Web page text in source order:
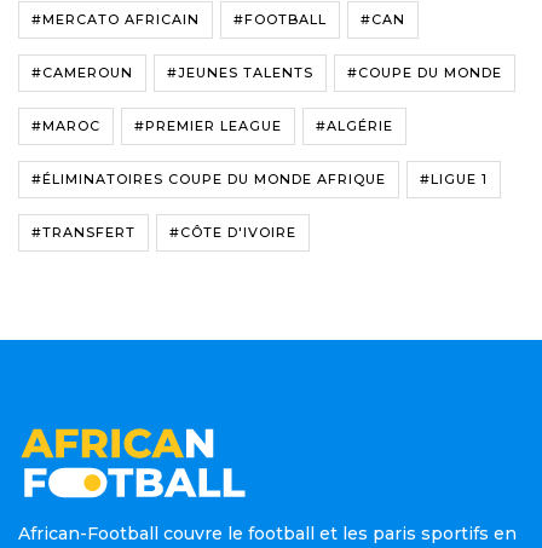
#MERCATO AFRICAIN #FOOTBALL #CAN
#CAMEROUN #JEUNES TALENTS #COUPE DU MONDE
#MAROC #PREMIER LEAGUE #ALGÉRIE
#ÉLIMINATOIRES COUPE DU MONDE AFRIQUE #LIGUE 1
#TRANSFERT #CÔTE D'IVOIRE
African-Football couvre le football et les paris sportifs en